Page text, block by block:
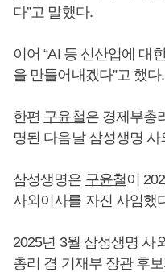
다”고 말했다.
이어 “AI 등 신산업에 대
을 만들어내겠다”고 했다.
한편 구윤철은 경제부총
명된 다음날 삼성생명
삼성생명은 구윤철이
사외이사를 자진 사임했
2025년 3월 삼성생명 사
총리 겸 기재부 장관 후